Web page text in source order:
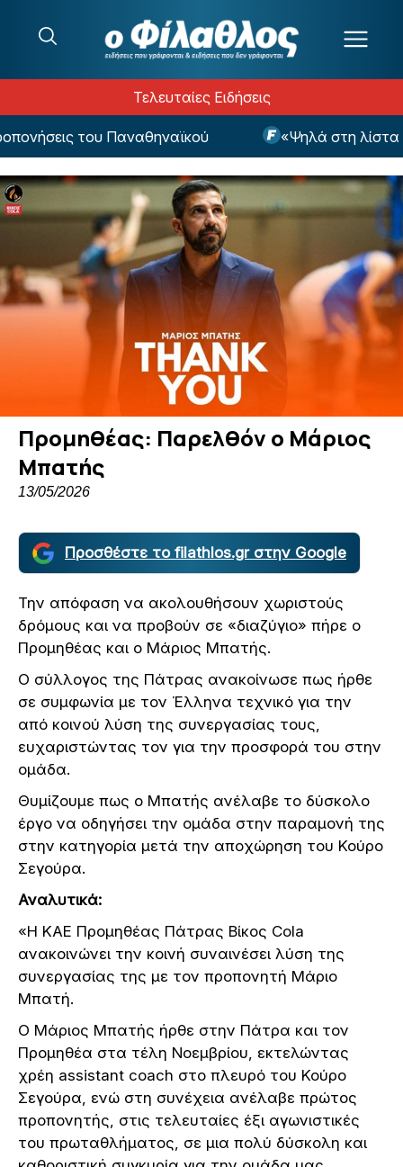
Τελευταίες Ειδήσεις
του Παναθηναϊκού «Ψηλά στη λίστα
Προμηθέας: Παρελθόν ο Μάριος
Μπατής
13/05/2026
Προσθέστε το filathlos.gr στην Google
Την απόφαση να ακολουθήσουν χωριστούς
δρόμους και να προβούν σε «διαζύγιο» πήρε ο
Προμηθέας και ο Μάριος Μπατής.
Ο σύλλογος της Πάτρας ανακοίνωσε πως ήρθε
σε συμφωνία με τον Έλληνα τεχνικό για την
από κοινού λύση της συνεργασίας τους,
ευχαριστώντας τον για την προσφορά του στην
ομάδα.
Θυμίζουμε πως ο Μπατής ανέλαβε το δύσκολο
έργο να οδηγήσει την ομάδα στην παραμονή της
στην κατηγορία μετά την αποχώρηση του Κούρο
Σεγούρα.
Αναλυτικά:
«Η ΚΑΕ Προμηθέας Πάτρας Βίκος Cola
ανακοινώνει την κοινή συναινέσει λύση της
συνεργασίας της με τον προπονητή Μάριο
Μπατή.
Ο Μάριος Μπατής ήρθε στην Πάτρα και τον
Προμηθέα στα τέλη Νοεμβρίου, εκτελώντας
χρέη assistant coach στο πλευρό του Κούρο
Σεγούρα, ενώ στη συνέχεια ανέλαβε πρώτος
προπονητής, στις τελευταίες έξι αγωνιστικές
του πρωταθλήματος, σε μια πολύ δύσκολη και